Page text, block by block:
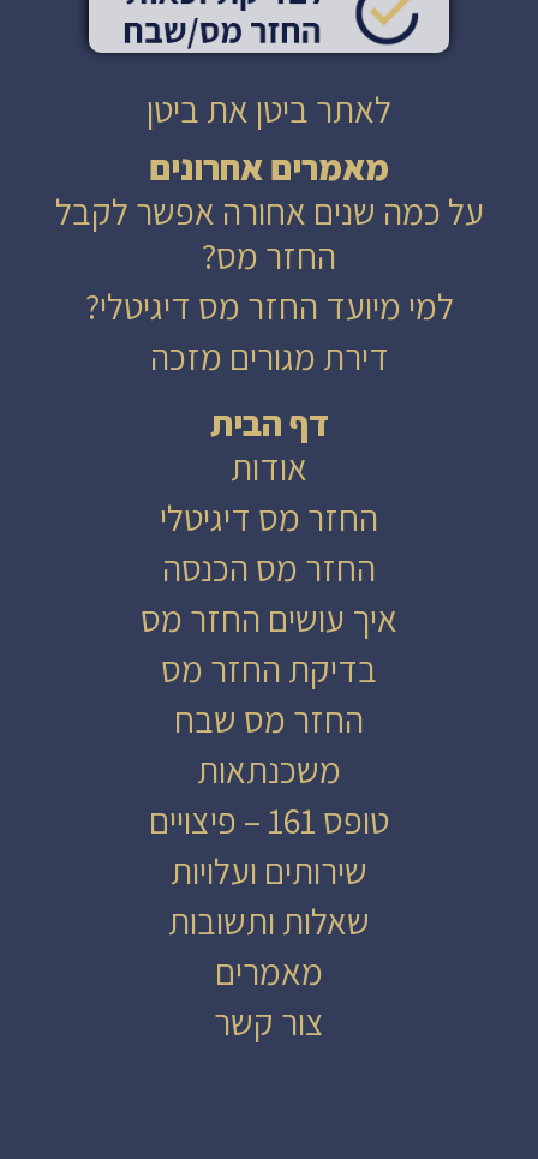
מאמרים אחרונים
על כמה שנים אחורה אפשר לקבל
החזר מס?
למי מיועד החזר מס דיגיטלי?
דירת מגורים מזכה
דף הבית
אודות
החזר מס דיגיטלי
החזר מס הכנסה
איך עושים החזר מס
בדיקת החזר מס
החזר מס שבח
משכנתאות
טופס 161 – פיצויים
שירותים ועלויות
שאלות ותשובות
מאמרים
צור קשר
לאתר ביטן את ביטן